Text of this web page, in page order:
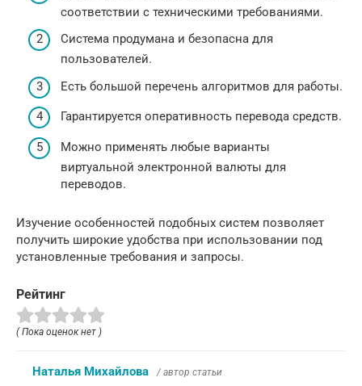
соответствии с техническими требованиями.
Система продумана и безопасна для
пользователей.
Есть большой перечень алгоритмов для работы.
Гарантируется оперативность перевода средств.
Можно применять любые варианты
виртуальной электронной валюты для
переводов.
Изучение особенностей подобных систем позволяет
получить широкие удобства при использовании под
установленные требования и запросы.
Рейтинг
( Пока оценок нет )
Наталья Михайлова / автор статьи